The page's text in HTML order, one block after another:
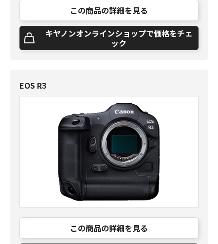
この商品の詳細を見る
キヤノンオンラインショップで価格をチェ
ック
EOS R3
この商品の詳細を見る